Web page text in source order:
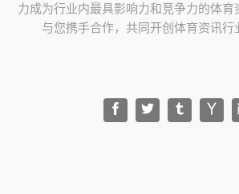
力成为行业内最具影响力和竞争力的体育
与您携手合作，共同开创体育资讯行